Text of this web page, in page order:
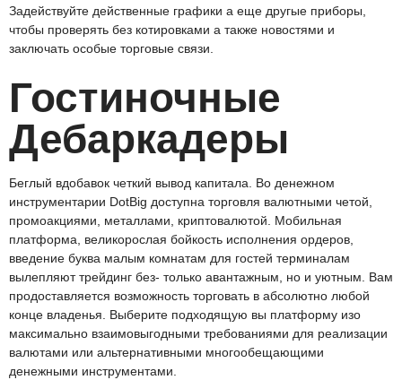
Задействуйте действенные графики а еще другые приборы,
чтобы проверять без котировками а также новостями и
заключать особые торговые связи.
Гостиночные
Дебаркадеры
Беглый вдобавок четкий вывод капитала. Во денежном
инструментарии DotBig доступна торговля валютными четой,
промоакциями, металлами, криптовалютой. Мобильная
платформа, великорослая бойкость исполнения ордеров,
введение буква малым комнатам для гостей терминалам
вылепляют трейдинг без- только авантажным, но и уютным. Вам
продоставляется возможность торговать в абсолютно любой
конце владенья. Выберите подходящую вы платформу изо
максимально взаимовыгодными требованиями для реализации
валютами или альтернативными многообещающими
денежными инструментами.